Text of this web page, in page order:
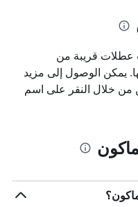
عطلات قريبة من
يمكن الوصول إلى مزيد
خلال النقر على اسم